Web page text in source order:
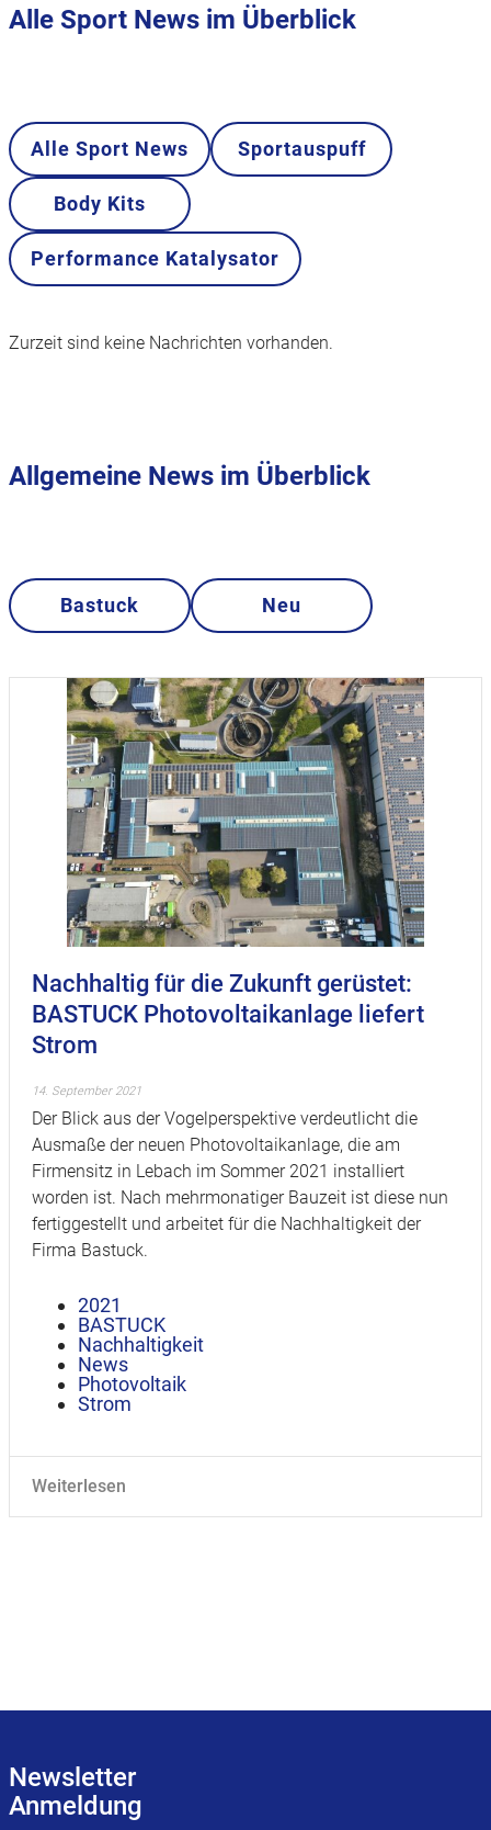
Alle Sport News im Überblick
Alle Sport News Sportauspuff
Body Kits
Performance Katalysator
Zurzeit sind keine Nachrichten vorhanden.
Allgemeine News im Überblick
Bastuck Neu
Nachhaltig für die Zukunft gerüstet:
BASTUCK Photovoltaikanlage liefert
Strom
14. September 2021
Der Blick aus der Vogelperspektive verdeutlicht die
Ausmaße der neuen Photovoltaikanlage, die am
Firmensitz in Lebach im Sommer 2021 installiert
worden ist. Nach mehrmonatiger Bauzeit ist diese nun
fertiggestellt und arbeitet für die Nachhaltigkeit der
Firma Bastuck.
2021
BASTUCK
Nachhaltigkeit
News
Photovoltaik
Strom
Weiterlesen
Newsletter
Anmeldung